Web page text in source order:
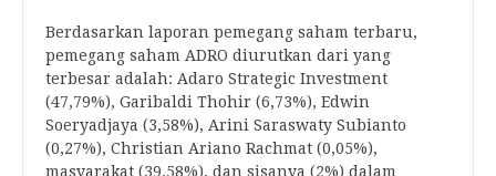
Berdasarkan laporan pemegang saham terbaru,
pemegang saham ADRO diurutkan dari yang
terbesar adalah: Adaro Strategic Investment
(47,79%), Garibaldi Thohir (6,73%), Edwin
Soeryadjaya (3,58%), Arini Saraswaty Subianto
(0,27%), Christian Ariano Rachmat (0,05%),
masyarakat (39,58%), dan sisanya (2%) dalam